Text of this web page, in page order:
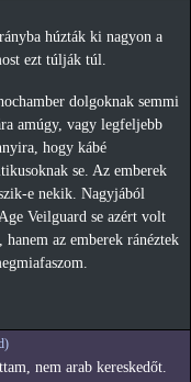
húzták ki nagyon a
ezt túlják túl.
dolgoknak semmi
amúgy, vagy legfeljebb
hogy kábé
se. Az emberek
e nekik. Nagyjából
Veilguard se azért volt
az emberek ránéztek
nem arab kereskedőt.